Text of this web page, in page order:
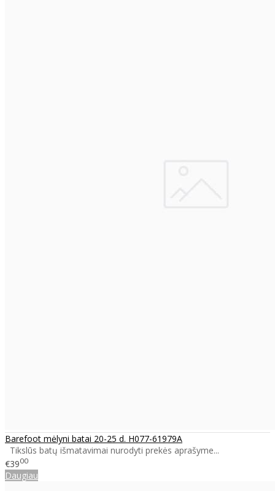
Barefoot mėlyni batai 20-25 d. H077-61979A
Tikslūs batų išmatavimai nurodyti prekės aprašyme...
€3900
Daugiau